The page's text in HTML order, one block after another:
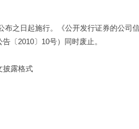
日起施行。《公开发行证券的公司
〔2010〕10号）同时废止。
露格式